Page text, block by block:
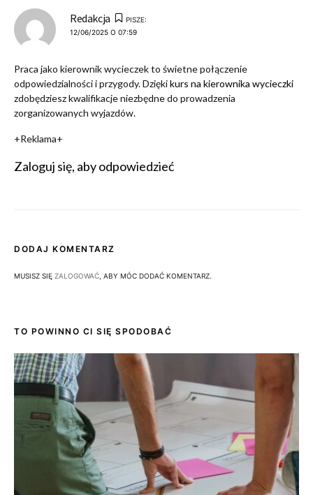
Redakcja
PISZE:
12/06/2025 O 07:59
Praca jako kierownik wycieczek to świetne połączenie
odpowiedzialności i przygody. Dziękikurs na kierownika wycieczki
zdobędziesz kwalifikacje niezbędne do prowadzenia
zorganizowanych wyjazdów.
+Reklama+
Zaloguj się, aby odpowiedzieć
DODAJ KOMENTARZ
MUSISZ SIĘ ZALOGOWAĆ , ABY MÓC DODAĆ KOMENTARZ.
TO POWINNO CI SIĘ SPODOBAĆ